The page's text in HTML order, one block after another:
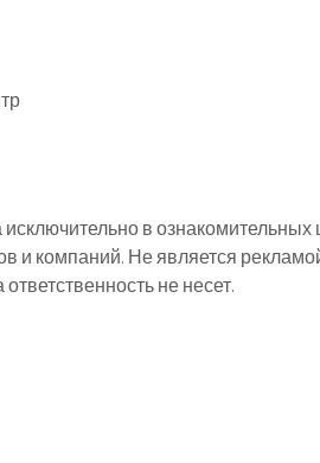
в
и компаний. Не является
не несет.